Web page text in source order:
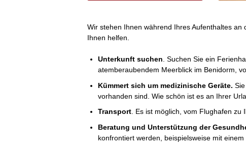
Wir stehen Ihnen während Ihres Aufenthaltes
Ihnen helfen.
Unterkunft suchen . Suchen Sie ein
atemberaubendem Meerblick im Benidorm,
Kümmert sich um medizinische Geräte.
vorhanden sind. Wie schön ist es an Ihrer
Transport. Es ist möglich, vom Flughafen zu
Beratung und Unterstützung der
konfrontiert werden, beispielsweise mit